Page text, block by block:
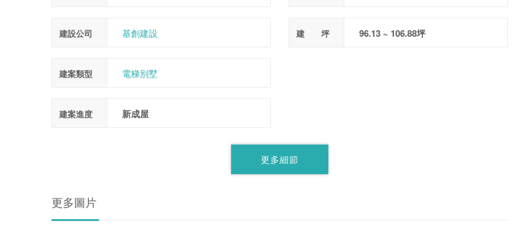
建設公司 基創建設
建案類型 電梯別墅
建案進度 新成屋
建 坪 96.13 ~ 106.88坪
更多細節
更多圖片